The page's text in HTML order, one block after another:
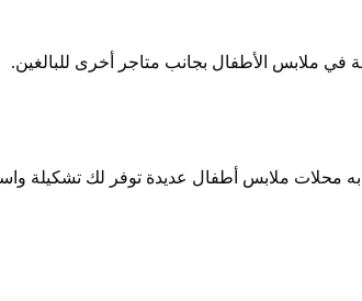
ملابس الأطفال بجانب متاجر أخرى للبالغين.
محلات ملابس أطفال عديدة توفر لك تشكيلة